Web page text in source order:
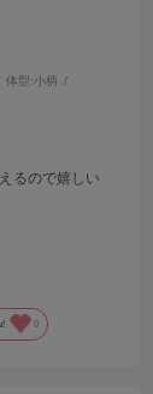
体型:小柄
るので嬉しい
さでした。
0